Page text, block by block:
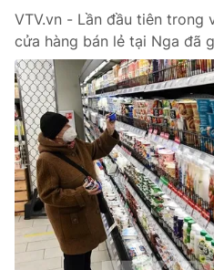
Hậu trường
Nhân vật
Khán giả
Giải sao mai
Giải trí
Điện ảnh
Âm nhạc
Sao
Đời sống
Du lịch
Làm đẹp
Chất lượng cuộc sống
Giáo dục
Tuyển sinh
Học trực tuyến
Công nghệ
Hitech Công nghệ tương lai
Sản phẩm
Giao lưu trực tuyến
VTV.vn - Lần đầu tiên trong
cửa hàng bán lẻ tại Nga đã